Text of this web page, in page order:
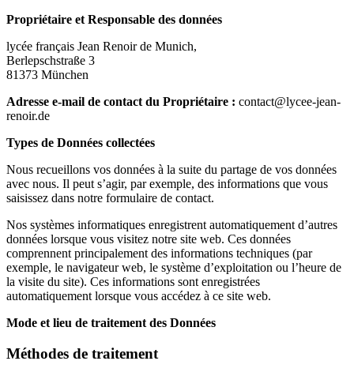
Propriétaire et Responsable des données
lycée français Jean Renoir de Munich,
Berlepschstraße 3
81373 München
Adresse e-mail de contact du Propriétaire : contact@lycee-jean-
renoir.de
Types de Données collectées
Nous recueillons vos données à la suite du partage de vos données
avec nous. Il peut s’agir, par exemple, des informations que vous
saisissez dans notre formulaire de contact.
Nos systèmes informatiques enregistrent automatiquement d’autres
données lorsque vous visitez notre site web. Ces données
comprennent principalement des informations techniques (par
exemple, le navigateur web, le système d’exploitation ou l’heure de
la visite du site). Ces informations sont enregistrées
automatiquement lorsque vous accédez à ce site web.
Mode et lieu de traitement des Données
Méthodes de traitement